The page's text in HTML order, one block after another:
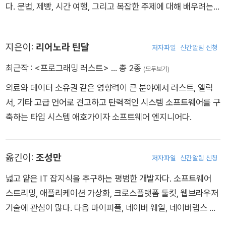
다. 문법, 제빵, 시간 여행, 그리고 복잡한 주제에 대해 배우려는
지은이: 리어노라 틴달 저자파일 신간알림 신청
최근작 : <프로그래밍 러스트> … 총 2종 (모두보기)
의료와 데이터 소유권 같은 영향력이 큰 분야에서 러스트, 엘릭
서, 기타 고급 언어로 견고하고 탄력적인 시스템 소프트웨어를 구
축하는 타입 시스템 애호가이자 소프트웨어 엔지니어다.
옮긴이: 조성만 저자파일 신간알림 신청
넓고 얕은 IT 잡지식을 추구하는 평범한 개발자다. 소프트웨어
스트리밍, 애플리케이션 가상화, 크로스플랫폼 툴킷, 웹브라우저
기술에 관심이 많다. 다음 마이피플, 네이버 웨일, 네이버랩스 어